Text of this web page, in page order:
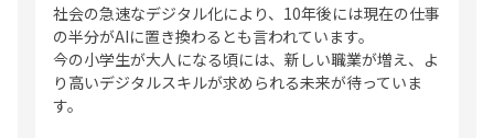
社会の急速なデジタル化により、10年後には現在の仕事
の半分がAIに置き換わるとも言われています。
今の小学生が大人になる頃には、新しい職業が増え、よ
り高いデジタルスキルが求められる未来が待っていま
す。